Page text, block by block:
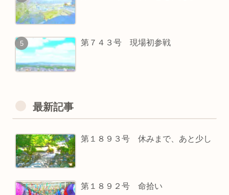
第７４３号 現場初参戦
最新記事
第１８９３号 休みまで、あと少し
第１８９２号 命拾い